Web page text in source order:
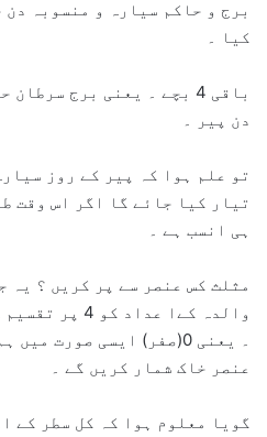
کیا ۔
باقی 4 بچے ۔ یعنی برج
دن پیر ۔
تو علم ہوا کہ پیر کے روز
تیار کیا جائے گا اگر اس وقت
ہی انسب ہے ۔
مثلث کس عنصر سے پر کریں ؟ یہ
والدہ کےا
۔ یعنی 0(صفر) ایسی صورت
عنصر خاک شمار کریں گے ۔
گویا معلوم ہوا کہ کل سطر کے